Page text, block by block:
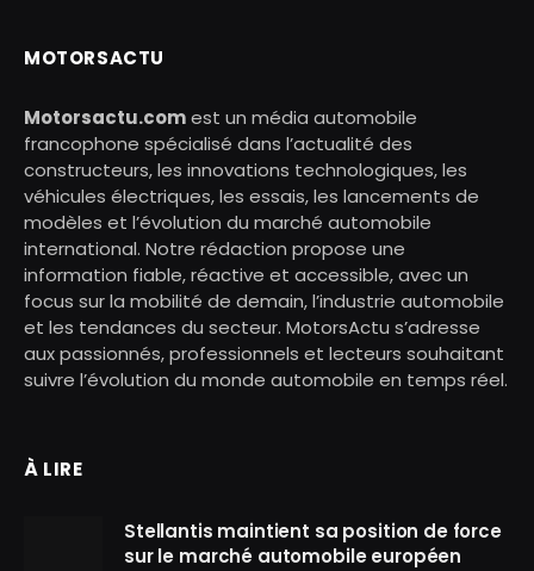
MOTORSACTU
Motorsactu.comest un média automobile
francophone spécialisé dans l’actualité des
constructeurs, les innovations technologiques, les
véhicules électriques, les essais, les lancements de
modèles et l’évolution du marché automobile
international. Notre rédaction propose une
information fiable, réactive et accessible, avec un
focus sur la mobilité de demain, l’industrie automobile
et les tendances du secteur. MotorsActu s’adresse
aux passionnés, professionnels et lecteurs souhaitant
suivre l’évolution du monde automobile en temps réel.
À LIRE
Stellantis maintient sa position de force
sur le marché automobile européen